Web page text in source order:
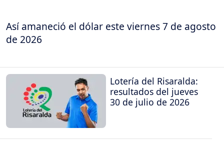
Así amaneció el dólar este viernes 7 de agosto
de 2026
Lotería del Risaralda:
resultados del jueves
30 de julio de 2026